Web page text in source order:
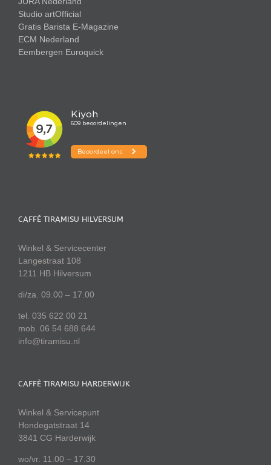
Studio artOfficial
Gratis Barista E-Magazine
ECM Nederland
Eembergen Euroquick
CAFFÈ TIRAMISU HILVERSUM
Winkel & Servicecenter
Langestraat 108
1211 HB Hilversum
di/za. 09.00 – 17.00
tel. 035 622 00 21
mob. 06 54 688 644
info@tiramisu.nl
CAFFÈ TIRAMISU HARDERWIJK
Winkel & Servicepunt
Hondegatstraat 14
3841 CG Harderwijk
wo/vr. 11.00 – 17.30